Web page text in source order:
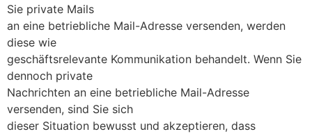
Sie private Mails
an eine betriebliche Mail-Adresse versenden, werden
diese wie
geschäftsrelevante Kommunikation behandelt. Wenn Sie
dennoch private
Nachrichten an eine betriebliche Mail-Adresse
versenden, sind Sie sich
dieser Situation bewusst und akzeptieren, dass